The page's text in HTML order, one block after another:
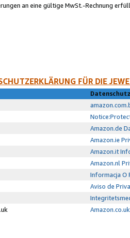
an eine gültige MwSt.-Rechnung
FÜR DIE
Amazon.de
Amazon.ie
Amazon.it
Amazon.nl
Informacja O
Aviso de